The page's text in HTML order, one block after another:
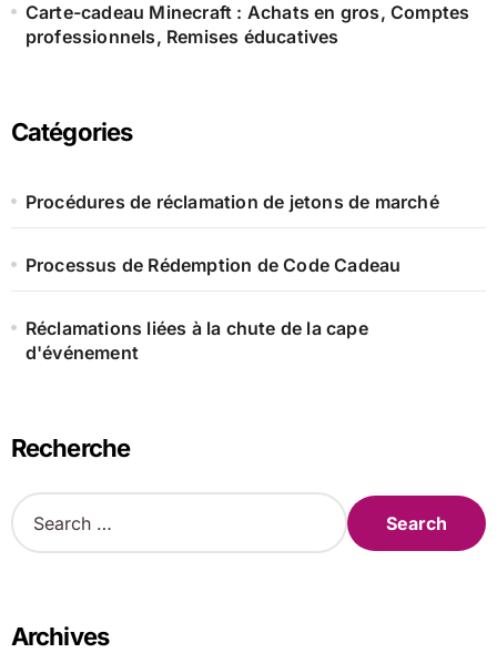
Carte-cadeau Minecraft : Achats en gros, Comptes
professionnels, Remises éducatives
Catégories
Procédures de réclamation de jetons de marché
Processus de Rédemption de Code Cadeau
Réclamations liées à la chute de la cape
d'événement
Recherche
S
e
h
f
Archives